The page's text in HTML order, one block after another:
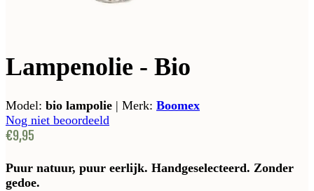
Lampenolie - Bio
Model: bio lampolie | Merk: Boomex
Nog niet beoordeeld
€9,95
Puur natuur, puur eerlijk. Handgeselecteerd. Zonder
gedoe.